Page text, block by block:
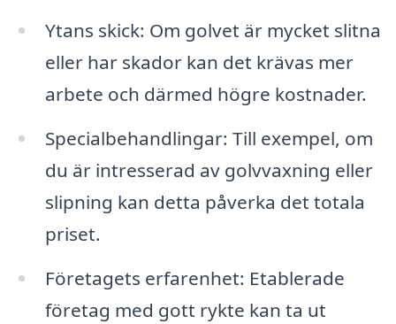
Ytans skick: Om golvet är mycket slitna
eller har skador kan det krävas mer
arbete och därmed högre kostnader.
Specialbehandlingar: Till exempel, om
du är intresserad av golvvaxning eller
slipning kan detta påverka det totala
priset.
Företagets erfarenhet: Etablerade
företag med gott rykte kan ta ut